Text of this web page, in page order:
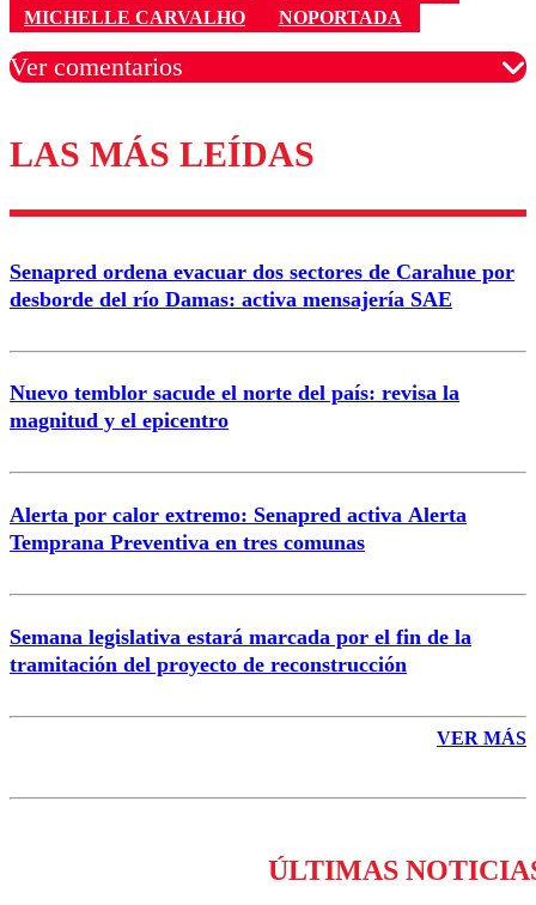
MICHELLE CARVALHO
NOPORTADA
Ver comentarios
Los comentarios son moderados para garantizar un
diálogo respetuoso.
Correo
LAS MÁS LEÍDAS
Senapred ordena evacuar dos sectores de Carahue por
desborde del río Damas: activa mensajería SAE
Nuevo temblor sacude el norte del país: revisa la
magnitud y el epicentro
Alerta por calor extremo: Senapred activa Alerta
Temprana Preventiva en tres comunas
Semana legislativa estará marcada por el fin de la
tramitación del proyecto de reconstrucción
VER MÁS
ÚLTIMAS